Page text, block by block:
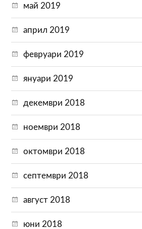
май 2019
април 2019
февруари 2019
януари 2019
декември 2018
ноември 2018
октомври 2018
септември 2018
август 2018
юни 2018